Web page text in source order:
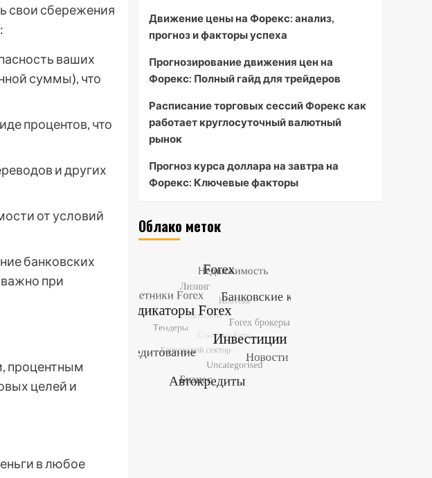
свои сбережения
ваших
суммы), что
процентов, что
и других
от условий
банковских
при
процентным
целей и
в любое
Движение цены на Форекс: анализ,
прогноз и факторы успеха
Прогнозирование движения цен на
Форекс: Полный гайд для трейдеров
Расписание торговых сессий Форекс как
работает круглосуточный валютный
рынок
Прогноз курса доллара на завтра на
Форекс: Ключевые факторы
Облако меток